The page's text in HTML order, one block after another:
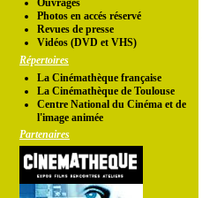
Ouvrages
Photos en accés réservé
Revues de presse
Vidéos (DVD et VHS)
Répertoires
La Cinémathèque française
La Cinémathèque de Toulouse
Centre National du Cinéma et de
l'image animée
Partenaires